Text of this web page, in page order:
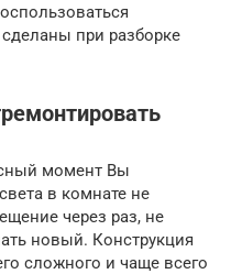
при разборке
момент Вы
в комнате не
через раз, не
новый. Конструкция
сложного и чаще всего